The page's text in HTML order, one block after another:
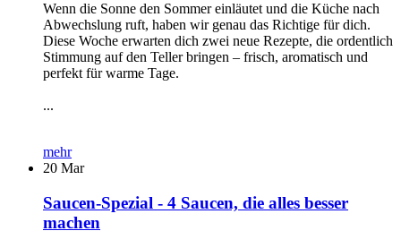
Wenn die Sonne den Sommer einläutet und die Küche nach
Abwechslung ruft, haben wir genau das Richtige für dich.
Diese Woche erwarten dich zwei neue Rezepte, die ordentlich
Stimmung auf den Teller bringen – frisch, aromatisch und
perfekt für warme Tage.
...
mehr
20 Mar
Saucen-Spezial - 4 Saucen, die alles besser
machen